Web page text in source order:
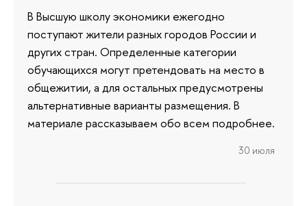
В Высшую школу экономики ежегодно
поступают жители разных городов России и
других стран. Определенные категории
обучающихся могут претендовать на место в
общежитии, а для остальных предусмотрены
альтернативные варианты размещения. В
материале рассказываем обо всем подробнее.
30 июля